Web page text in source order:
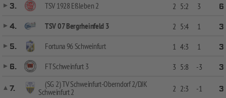
3.
TSV 1928 Eßleben 2 2 5:2 3
6
4.
TSV 07 Bergrheinfeld 3 2 5:4 1
3
5.
Fortuna 96 Schweinfurt 1 4:3 1
3
6.
FT Schweinfurt 3 3 5:8 -3
3
7.
(SG 2) TV Schweinfurt-Oberndorf 2/DJK
Schweinfurt 2
2 2:3 -1
3